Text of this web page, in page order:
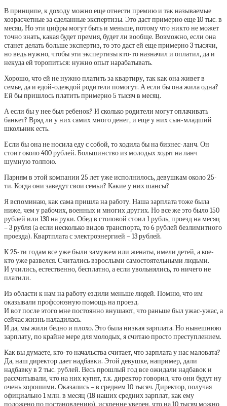
В принципе, к доходу можно еще отнести премию и так называемые
хозрасчетные за сделанные экспертизы. Это даст примерно еще 10 тыс. в
месяц. Но эти цифры могут быть и меньше, потому что никто не может
точно знать, какая будет премия, будет ли вообще. Возможно, если она
станет делать больше экспертиз, то это даст ей еще примерно 3 тысячи,
но ведь нужно, чтобы эти экспертизы кто-то назначил и оплатил, да и
некуда ей торопиться: нужно опыт нарабатывать.
Хорошо, что ей не нужно платить за квартиру, так как она живет в
семье, да и едой-одеждой родители помогут. А если бы она жила одна?
Ей бы пришлось платить примерно 5 тысяч в месяц.
А если бы у нее был ребенок? И сколько родители могут оплачивать
банкет? Вряд ли у них самих много денег, и еще у них сын-младший
школьник есть.
Если бы она не носила еду с собой, то ходила бы на бизнес-ланч. Он
стоит около 400 рублей. Большинство из молодых ходят на ланч
шумную толпою.
Парням в этой компании 25 лет уже исполнилось, девушкам около 25-
ти. Когда они заведут свои семьи? Какие у них шансы?
Я вспоминаю, как сама пришла на работу. Наша зарплата тоже была
ниже, чем у рабочих, военных и многих других. Но все же это было 150
рублей или 130 на руки. Обед в столовой стоил 1 рубль, проезд на месяц
– 3 рубля (а если несколько видов транспорта, то 6 рублей безлимитного
проезда). Квартплата с электроэнергией – 13 рублей.
К 25-ти годам все уже были замужем или женаты, имели детей, а кое-
кто уже развелся. Считались взрослыми самостоятельными людьми.
И учились, естественно, бесплатно, а если увольнялись, то ничего не
платили.
Из области к нам на работу ездили меньше людей. Помню, что им
оказывали профсоюзную помощь на проезд.
И вот после этого мне постоянно внушают, что раньше был ужас-ужас, а
сейчас жизнь наладилась.
И да, мы жили бедно и плохо. Это была низкая зарплата. Но нынешнюю
зарплату, по крайне мере для молодых, я считаю просто преступлением.
Как вы думаете, кто-то начальства считает, что зарплата у нас маловата?
Да, наш директор дает надбавки. Этой девушке, например, дали
надбавку в 2 тыс. рублей. Весь прошлый год все ожидали надбавок и
рассчитывали, что на них купят, т.к. директор говорил, что они будут ну
очень хорошими. Оказались – в среднем 10 тысяч. Директор, получая
официально 1 млн. в месяц (18 наших средних зарплат, как ему
положено по постановлению), искренне уверен, что на 10 тысяч можно